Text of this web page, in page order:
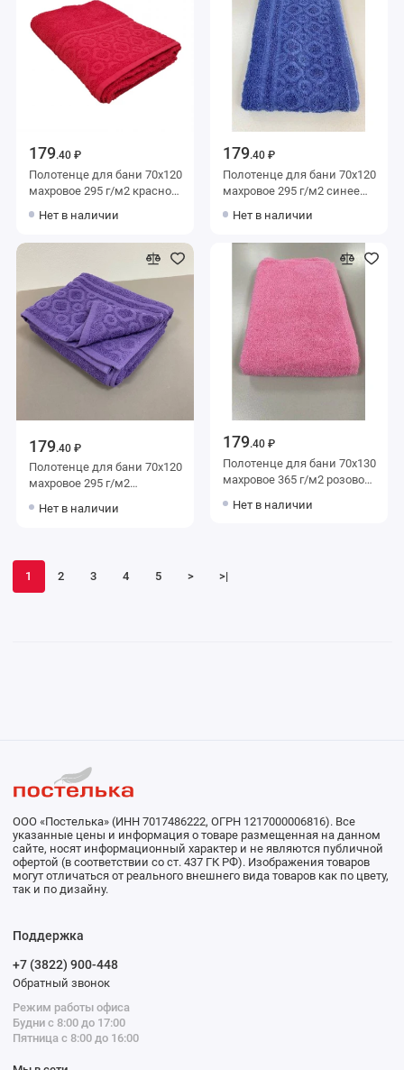
179.40 ₽
Полотенце для бани 70х120
махровое 295 г/м2 красное
Нет в наличии
179.40 ₽
Полотенце для бани 70х120
махровое 295 г/м2 синее
Нет в наличии
179.40 ₽
Полотенце для бани 70х120
махровое 295 г/м2
мануфактура
Нет в наличии
179.40 ₽
Полотенце для бани 70х130
махровое 365 г/м2 розовое
Нет в наличии
1 2 3 4 5 > >|
ООО «Постелька» (ИНН 7017486222, ОГРН 1217000006816). Все
указанные цены и информация о товаре размещенная на данном
сайте, носят информационный характер и не являются публичной
офертой (в соответствии со ст. 437 ГК РФ). Изображения товаров
могут отличаться от реального внешнего вида товаров как по цвету,
так и по дизайну.
Поддержка
+7 (3822) 900-448
Обратный звонок
Режим работы офиса
Будни с 8:00 до 17:00
Пятница с 8:00 до 16:00